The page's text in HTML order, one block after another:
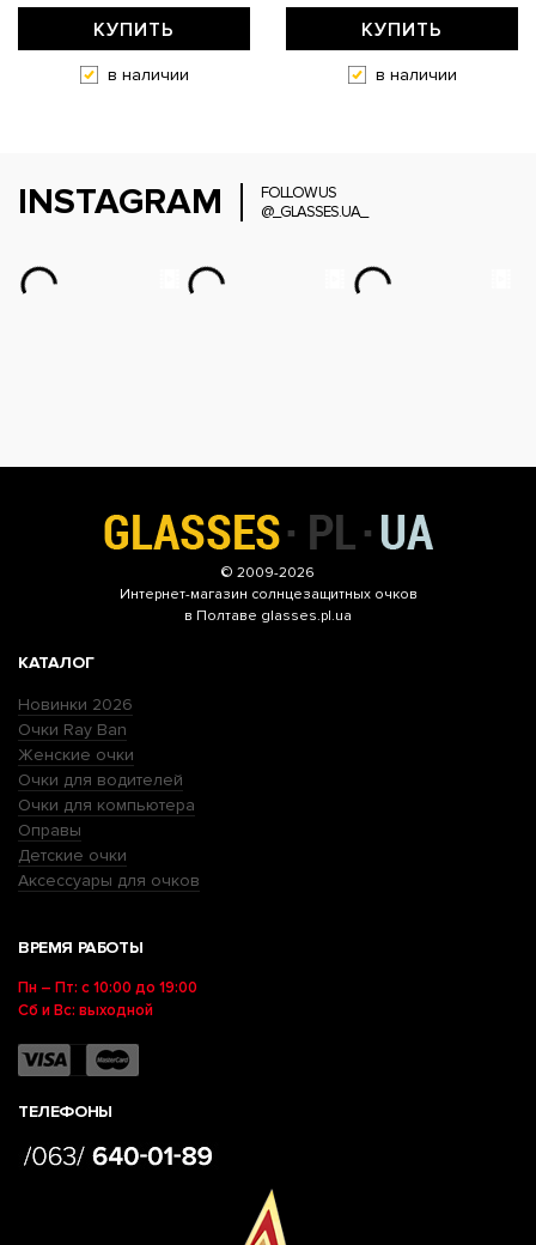
КУПИТЬ
в наличии
КУПИТЬ
в наличии
INSTAGRAM
FOLLOW US
@_GLASSES.UA_
© 2009-2026
Интернет-магазин солнцезащитных очков
в Полтаве glasses.pl.ua
КАТАЛОГ
Новинки 2026
Очки Ray Ban
Женские очки
Очки для водителей
Очки для компьютера
Оправы
Детские очки
Аксессуары для очков
ВРЕМЯ РАБОТЫ
Пн – Пт: с 10:00 до 19:00
Сб и Вс: выходной
ТЕЛЕФОНЫ